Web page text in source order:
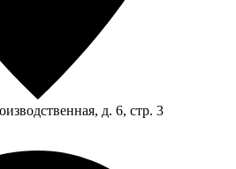
д. 6, стр. 3